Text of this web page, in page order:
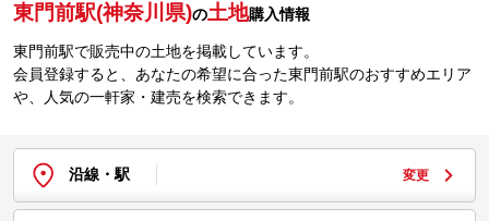
東門前駅(神奈川県)の土地購入情報
東門前駅で販売中の土地を掲載しています。
会員登録すると、あなたの希望に合った東門前駅のおすすめエリア
や、人気の一軒家・建売を検索できます。
沿線・駅 変更